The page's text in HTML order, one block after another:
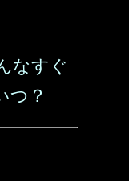
なすぐ
つ？